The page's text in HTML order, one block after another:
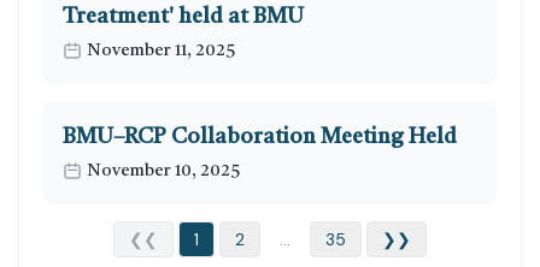
Treatment' held at BMU
November 11, 2025
BMU–RCP Collaboration Meeting Held
November 10, 2025
❮❮ 1 2 ... 35 ❯❯